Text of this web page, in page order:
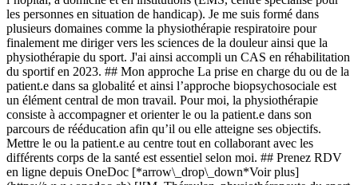
les personnes en situation de handicap). Je me suis formé dans
plusieurs domaines comme la physiothérapie respiratoire pour
finalement me diriger vers les sciences de la douleur ainsi que la
physiothérapie du sport. J'ai ainsi accompli un CAS en réhabilitation
du sportif en 2023. ## Mon approche La prise en charge du ou de la
patient.e dans sa globalité et ainsi l’approche biopsychosociale est
un élément central de mon travail. Pour moi, la physiothérapie
consiste à accompagner et orienter le ou la patient.e dans son
parcours de rééducation afin qu’il ou elle atteigne ses objectifs.
Mettre le ou la patient.e au centre tout en collaborant avec les
différents corps de la santé est essentiel selon moi. ## Prenez RDV
en ligne depuis OneDoc [*arrow\_drop\_down*Voir plus]